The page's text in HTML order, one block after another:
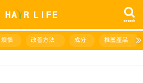
search
煩惱 改善方法 成分 推薦產品